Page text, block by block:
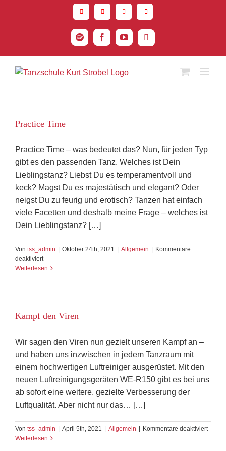
SpotifyFacebookYouTubeInstagram
Practice Time
Practice Time – was bedeutet das? Nun, für jeden Typ
gibt es den passenden Tanz. Welches ist Dein
Lieblingstanz? Liebst Du es temperamentvoll und
keck? Magst Du es majestätisch und elegant? Oder
neigst Du zu feurig und erotisch? Tanzen hat einfach
viele Facetten und deshalb meine Frage – welches ist
Dein Lieblingstanz? […]
Von tss_admin Oktober 24th, 2021 Allgemein
Kommentare
deaktiviertfür
Practice
Time
Weiterlesen
Kampf den Viren
Wir sagen den Viren nun gezielt unseren Kampf an –
und haben uns inzwischen in jedem Tanzraum mit
einem hochwertigen Luftreiniger ausgerüstet. Mit den
neuen Luftreinigungsgeräten WE-R150 gibt es bei uns
ab sofort eine weitere, gezielte Verbesserung der
Luftqualität. Aber nicht nur das… […]
Von tss_admin April 5th, 2021 Allgemein Kommentare deaktiviertfür
den
Weiterlesen